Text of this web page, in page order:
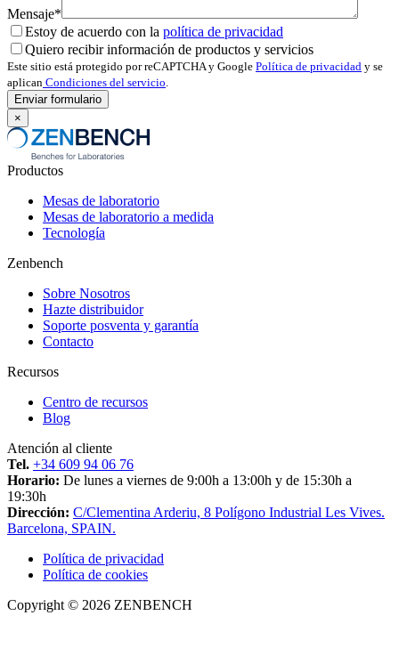
Mensaje*
Estoy de acuerdo con la política de privacidad
Quiero recibir información de productos y servicios
Este sitio está protegido por reCAPTCHA y Google Política de privacidad y se
aplican Condiciones del servicio
×
Productos
Mesas de laboratorio
Mesas de laboratorio a medida
Tecnología
Zenbench
Sobre Nosotros
Hazte distribuidor
Soporte posventa y garantía
Contacto
Recursos
Centro de recursos
Blog
Atención al cliente
Tel. +34 609 94 06 76
Horario: De lunes a viernes de 9:00h a 13:00h y de 15:30h a
19:30h
Dirección: C/Clementina Arderiu, 8 Polígono Industrial Les Vives.
Barcelona, SPAIN.
Política de privacidad
Política de cookies
Copyright © 2026 ZENBENCH